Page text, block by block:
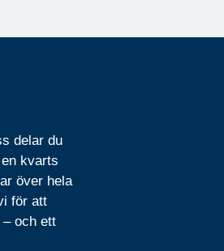
delar du
kvarts
över hela
för att
och ett